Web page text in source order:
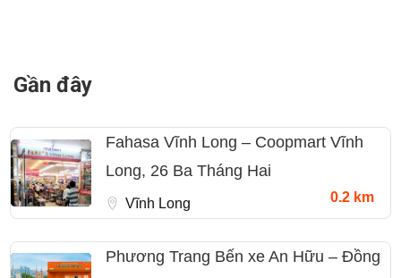
Gần đây
Fahasa Vĩnh Long – Coopmart Vĩnh
Long, 26 Ba Tháng Hai
Vĩnh Long 0.2 km
Phương Trang Bến xe An Hữu – Đồng